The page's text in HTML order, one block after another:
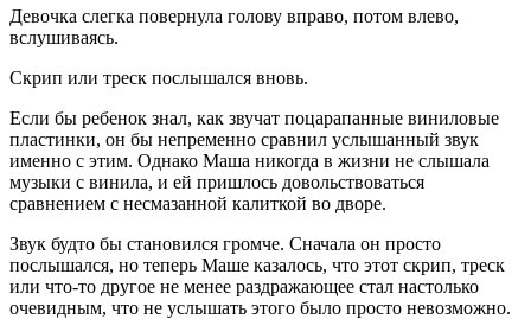
Девочка слегка повернула голову вправо, потом влево,
вслушиваясь.
Скрип или треск послышался вновь.
Если бы ребенок знал, как звучат поцарапанные виниловые
пластинки, он бы непременно сравнил услышанный звук
именно с этим. Однако Маша никогда в жизни не слышала
музыки с винила, и ей пришлось довольствоваться
сравнением с несмазанной калиткой во дворе.
Звук будто бы становился громче. Сначала он просто
послышался, но теперь Маше казалось, что этот скрип, треск
или что-то другое не менее раздражающее стал настолько
очевидным, что не услышать этого было просто невозможно.